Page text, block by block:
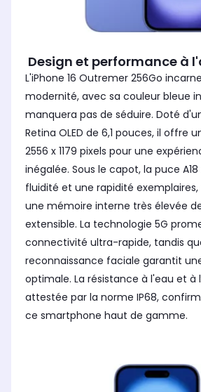
Design et performance à
L'iPhone 16 Outremer 256Go
modernité, avec sa couleur bleue
manquera pas de séduire. Doté
Retina OLED de 6,1 pouces, il offre
2556 x 1179 pixels pour une
inégalée. Sous le capot, la puce
fluidité et une rapidité
une mémoire interne très élevée
extensible. La technologie 5G
connectivité ultra-rapide, tandis
reconnaissance faciale garantit
optimale. La résistance à l'eau et à
attestée par la norme IP68,
ce smartphone haut de gamme.